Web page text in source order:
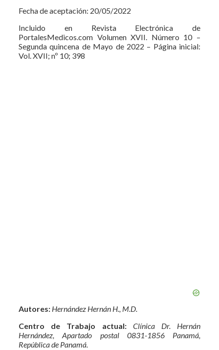
Fecha de aceptación: 20/05/2022
Incluido en Revista Electrónica de
PortalesMedicos.com Volumen XVII. Número 10 –
Segunda quincena de Mayo de 2022 – Página inicial:
Vol. XVII; nº 10; 398
Autores: Hernández Hernán H., M.D.
Centro de Trabajo actual: Clínica Dr. Hernán
Hernández, Apartado postal 0831-1856 Panamá,
República de Panamá.